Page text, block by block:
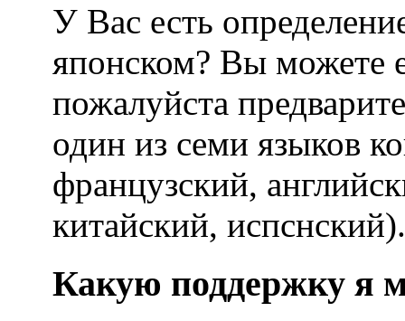
У Вас есть
японском? Вы можете
пожалуйста
один из семи языков
французский,
китайский, испснский).
Какую поддержку я